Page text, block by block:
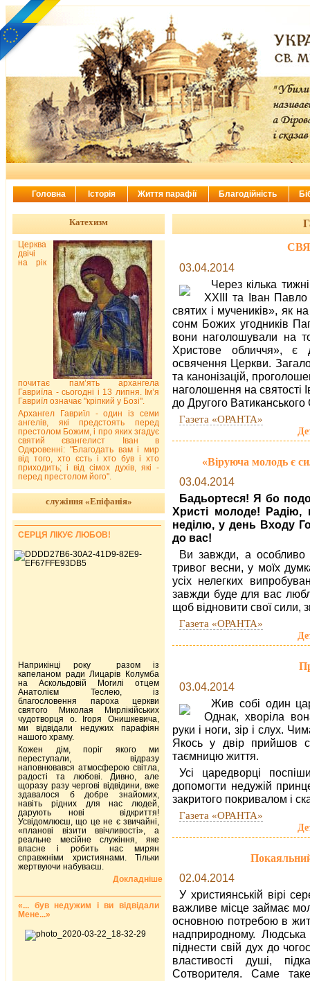
03.04.2014
Через кілька
ХХІІІ та Іван
святих і мучеників», як
сонм Божих угодників
вони наголошували на
Христове обличчя», є
освячення Церкви.
та канонізацій,
наголошення на святості
до Другого
Газета «ОРАНТА»
«Віруюча молодь є
03.04.2014
Бадьортеся! Я бо
Христі молоде!
неділю, у день Входу
до вас!
Ви завжди, а особливо
тривог весни, у моїх
усіх нелегких
завжди буде для вас
щоб відновити свої сили,
Газета «ОРАНТА»
03.04.2014
Жив собі один
Однак, хворіла
руки і ноги, зір і слух.
Якось у двір прийшов
таємницю життя.
Усі царедворці
допомогти недужій
закритого покривалом і
Газета «ОРАНТА»
02.04.2014
У християнській вірі
важливе місце займає
основною потребою в
надприродному.
піднести свій дух до
властивості душі,
Сотворителя. Саме
Катехизм
Церква
двічі
на рік
почитає пам’ять архангела
Гавриїла - сьогодні і 13 липня. Ім’я
Гавриїл означає "кріпкий у Бозі".
Архангел Гавриїл - один із семи
ангелів, які предстоять перед
престолом Божим, і про яких згадує
святий євангелист Іван в
Одкровенні: "Благодать вам і мир
від того, хто єсть і хто був і хто
приходить; і від сімох духів, які -
перед престолом його".
служіння «Епіфанія»
СЕРЦЯ ЛІКУЄ ЛЮБОВ!
Наприкінці року разом із
капеланом ради Лицарів Колумба
на Аскольдовій Могилі отцем
Анатолієм Теслею, із
благословення пароха церкви
святого Миколая Мирлікійських
чудотворця о. Ігоря Онишкевича,
ми відвідали недужих парафіян
нашого храму.
Кожен дім, поріг якого ми
переступали, відразу
наповнювався атмосферою світла,
радості та любові. Дивно, але
щоразу разу чергові відвідини, вже
здавалося б добре знайомих,
навіть рідних для нас людей,
дарують нові відкриття!
Усвідомлюєш, що це не є звичайні,
«планові візити ввічливості», а
реальне месійне служіння, яке
власне і робить нас мирян
справжніми християнами. Тільки
жертвуючи набуваєш.
Докладніше
«... був недужим і ви відвідали
Мене...»
Головна Історія Життя парафії Благодійність